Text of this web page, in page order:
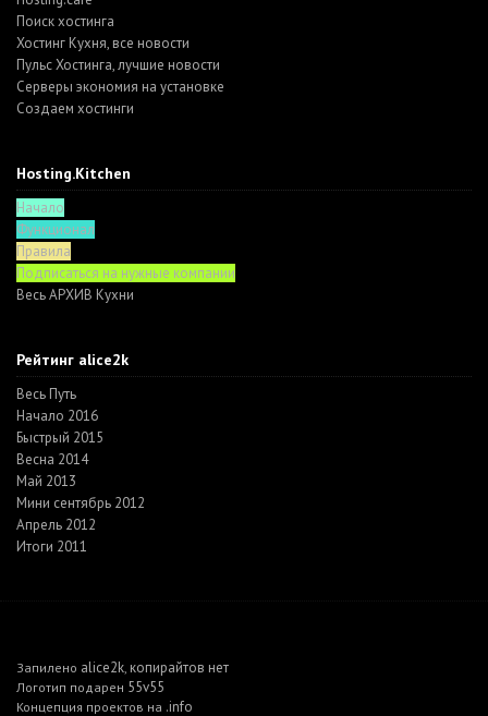
Поиск хостинга
Хостинг Кухня, все новости
Пульс Хостинга, лучшие новости
Серверы экономия на установке
Создаем хостинги
Hosting.Kitchen
Начало
Функционал
Правила
Подписаться на нужные компании
Весь АРХИВ Кухни
Рейтинг alice2k
Весь Путь
Начало 2016
Быстрый 2015
Весна 2014
Май 2013
Мини сентябрь 2012
Апрель 2012
Итоги 2011
Запилено alice2k, копирайтов нет
Логотип подарен 55v55
Концепция проектов на .info